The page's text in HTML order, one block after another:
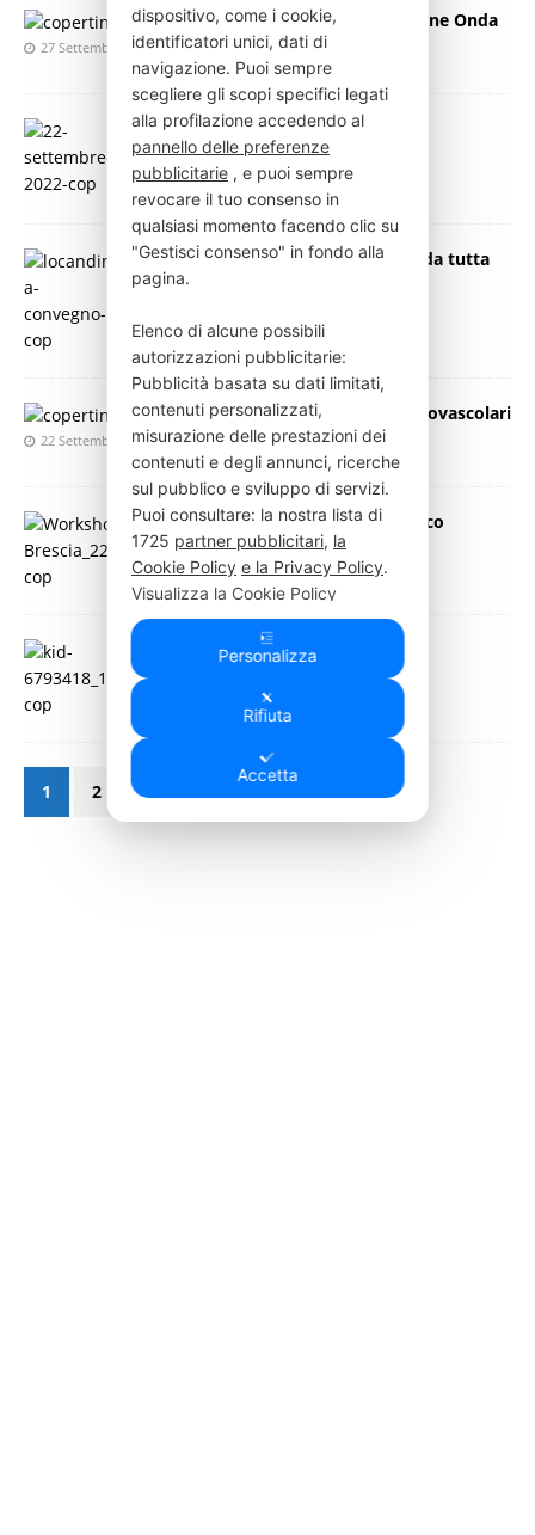
6° Congresso nazionale di Fondazione Onda
27 Settembre 2022 Press Italia
Covid e influenza, fondamentali le
vaccinazioni dei più fragili
26 Settembre 2022 Press Italia
Prevenzione e diagnosi: cardiologi da tutta
Italia a confronto
(H)-Open Week sulle Malattie Cardiovascolari
22 Settembre 2022 Press Italia
Brescia cuore del dibattito scientifico
21 Settembre 2022 Press Italia
Online “Universo Crescita”
1 2 »
dispositivo, come i cookie,
identificatori unici, dati di
navigazione. Puoi sempre
scegliere gli scopi specifici legati
alla profilazione accedendo al
pannello delle preferenze
pubblicitarie, e puoi sempre
revocare il tuo consenso in
qualsiasi momento facendo clic su
"Gestisci consenso" in fondo alla
pagina.
Elenco di alcune possibili
autorizzazioni pubblicitarie:
Pubblicità basata su dati limitati,
contenuti personalizzati,
misurazione delle prestazioni dei
contenuti e degli annunci, ricerche
sul pubblico e sviluppo di servizi.
Puoi consultare: la nostra lista di
1725 partner pubblicitari, la
Cookie Policy e la Privacy Policy.
Visualizza la Cookie Policy
Visualizza l'Informativa Privacy
Personalizza
Rifiuta
Accetta